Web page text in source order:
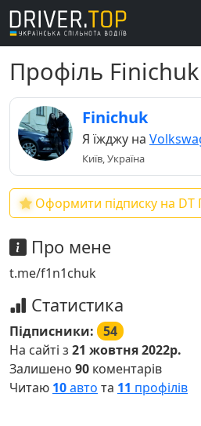
Профіль Finichuk
Finichuk
Я їжджу на
Київ, Україна
Оформити підписку на DT
Про мене
t.me/f1n1chuk
Статистика
Підписники: 54
На сайті з 21 жовтня 2022р.
Залишено 90 коментарів
Читаю 10авто та 11 профілів